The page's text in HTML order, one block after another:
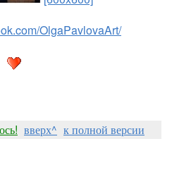
OlgaPavlovaArt/
вверх^ к полной версии